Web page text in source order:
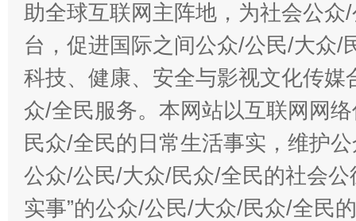
助全球互联网主阵地，为社会公
台，促进国际之间公众/公民/大众/
科技、健康、安全与影视文化传
众/全民服务。本网站以互联网网
民众/全民的日常生活事实，维护
公众/公民/大众/民众/全民的社会公
实事”的公众/公民/大众/民众/全民